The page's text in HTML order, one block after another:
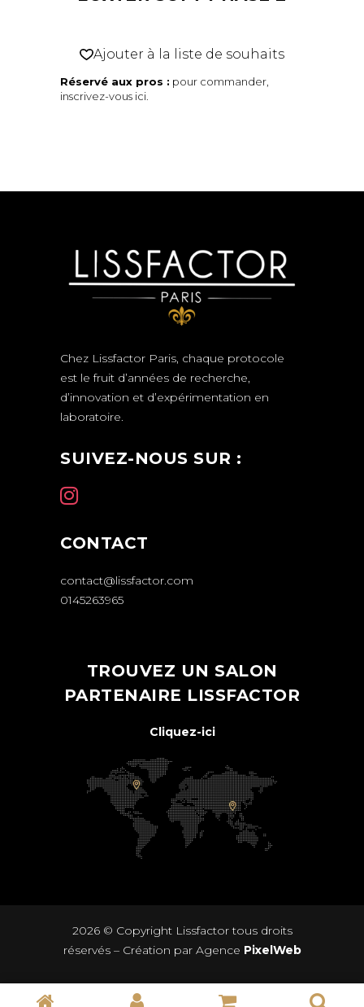
Ajouter à la liste de souhaits
Réservé aux pros : pour commander,
inscrivez-vous ici.
Chez Lissfactor Paris, chaque protocole
est le fruit d’années de recherche,
d’innovation et d’expérimentation en
laboratoire.
SUIVEZ-NOUS SUR :
CONTACT
contact@lissfactor.com
0145263965
TROUVEZ UN SALON
PARTENAIRE LISSFACTOR
Cliquez-ici
2026 © CopyrightLissfactortous droits
réservés – Création par Agence PixelWeb